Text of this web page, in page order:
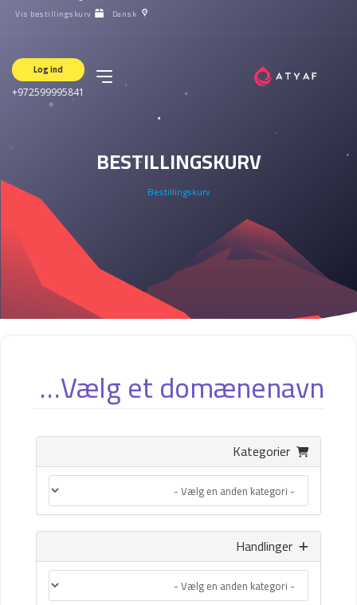
Dansk
Vis bestillingskurv
Log ind
+972599995841
BESTILLINGSKURV
Bestillingskurv
Vælg et domænenavn…